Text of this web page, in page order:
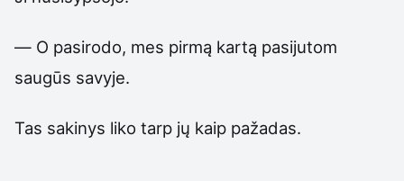
— O pasirodo, mes pirmą kartą pasijutom
saugūs savyje.
Tas sakinys liko tarp jų kaip pažadas.